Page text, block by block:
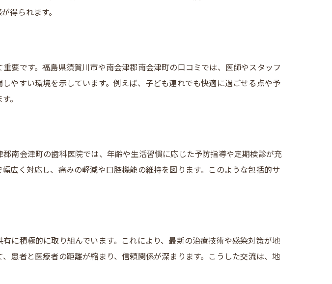
得られます。
要です。福島県須賀川市や南会津郡南会津町の口コミでは、医師やスタッフ
やすい環境を示しています。例えば、子ども連れでも快適に過ごせる点や予
。
南会津町の歯科医院では、年齢や生活習慣に応じた予防指導や定期検診が充
広く対応し、痛みの軽減や口腔機能の維持を図ります。このような包括的サ
に積極的に取り組んでいます。これにより、最新の治療技術や感染対策が地
患者と医療者の距離が縮まり、信頼関係が深まります。こうした交流は、地